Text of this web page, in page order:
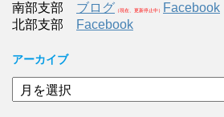
南部支部 ブログ （現在、更新停止中）
Facebook
北部支部
Facebook
アーカイブ
ア
ー